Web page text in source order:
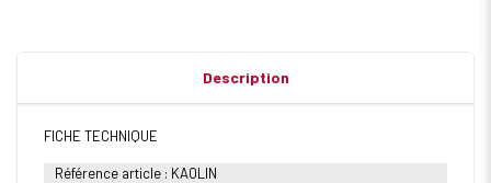
Description
FICHE TECHNIQUE
Référence article : KAOLIN